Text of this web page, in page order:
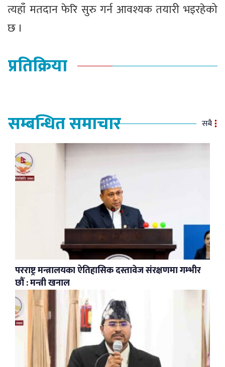
त्यहाँ मतदान फेरि सुरु गर्न आवश्यक तयारी भइरहेको
छ ।
प्रतिक्रिया
सम्बन्धित समाचार सबै
परराष्ट्र मन्त्रालयका ऐतिहासिक दस्तावेज संरक्षणमा गम्भीर
छौँ : मन्त्री खनाल